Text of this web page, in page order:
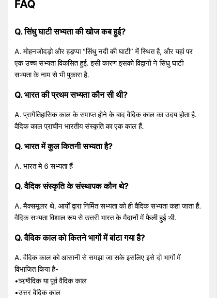
FAQ
Q.सिंधु घाटी सभ्यता की खोज कब हुई?
A. मोहनजोदड़ो और हड़प्पा “सिंधु नदी की घाटी” में स्थित है, और यहां पर
एक उच्च सभ्यता विकसित हुई. इसी कारण इसको विद्वानों ने सिंधु घाटी
सभ्यता के नाम से भी पुकारा है.
Q.भारत की प्रथम सभ्यता कौन सी थी?
A. प्रागैतिहासिक काल के समाप्त होने के बाद वैदिक काल का उदय होता है.
वैदिक काल प्राचीन भारतीय संस्कृति का एक काल हैं.
Q.भारत में कुल कितनी सभ्यता है?
A. भारत मे 6 सभ्यता हैं
Q.वैदिक संस्कृति के संस्थापककौन थे?
A. मैक्समूलर थे. आर्यों द्वारा निर्मित सभ्यता को ही वैदिक सभ्यता कहा जाता हैं.
वैदिक सभ्यता विशाल रूप से उत्तरी भारत के मैदानों में फैली हुई थी.
Q.वैदिक काल कोकितने भागों में बांटा गया है?
A. वैदिक काल को आसानी से समझा जा सके इसलिए इसे दो भागों में
विभाजित किया है-
•ऋग्वैदिक या पूर्व वैदिक काल
•उत्तर वैदिक काल